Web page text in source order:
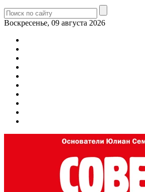
Воскресенье, 09 августа 2026